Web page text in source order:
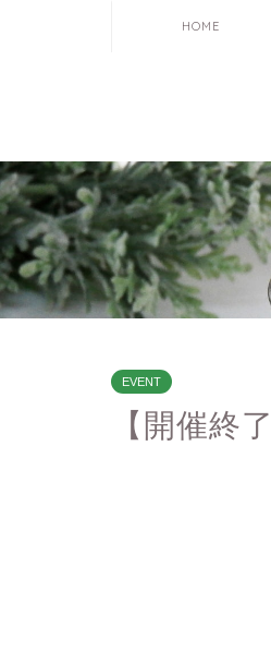
HOME
EVENT
【開催終